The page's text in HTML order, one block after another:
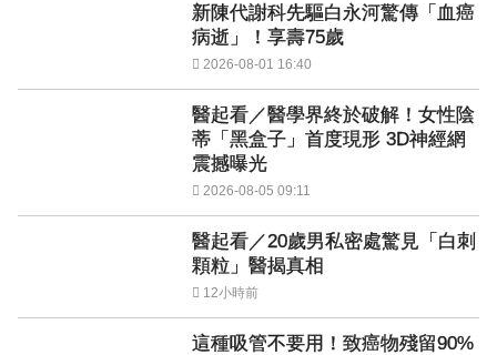
新陳代謝科先驅白永河驚傳「血癌
病逝」！享壽75歲
2026-08-01 16:40
醫起看／醫學界終於破解！女性陰
蒂「黑盒子」首度現形 3D神經網
震撼曝光
2026-08-05 09:11
醫起看／20歲男私密處驚見「白刺
顆粒」醫揭真相
12小時前
這種吸管不要用！致癌物殘留90%